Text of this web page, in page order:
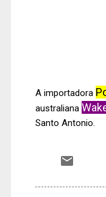
A importadora
australiana
Santo Antonio.